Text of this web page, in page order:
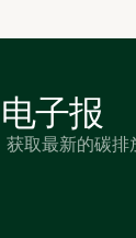
子报
取最新的碳排